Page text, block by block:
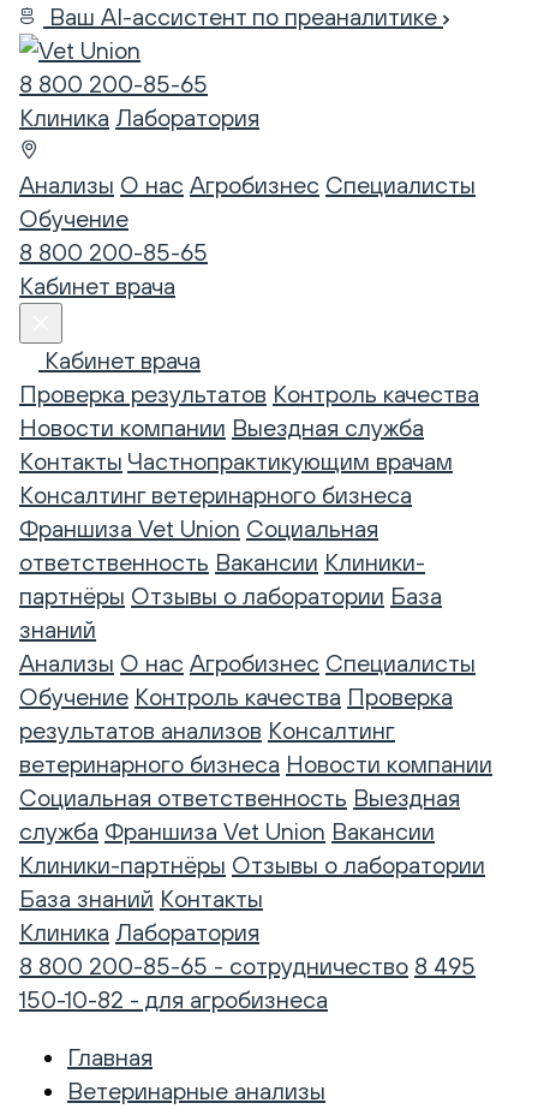
Ваш AI-ассистент по преаналитике
8 800 200-85-65
Клиника Лаборатория
Анализы О нас Агробизнес Специалисты
Обучение
8 800 200-85-65
Кабинет врача
Кабинет врача
Проверка результатов Контроль качества
Новости компании Выездная служба
Контакты Частнопрактикующим врачам
Консалтинг ветеринарного бизнеса
Франшиза Vet Union Социальная
ответственность Вакансии Клиники-
партнёры Отзывы о лаборатории База
знаний
Анализы О нас Агробизнес Специалисты
Обучение Контроль качества Проверка
результатов анализов Консалтинг
ветеринарного бизнеса Новости компании
Социальная ответственность Выездная
служба Франшиза Vet Union Вакансии
Клиники-партнёры Отзывы о лаборатории
База знаний Контакты
Клиника Лаборатория
8 800 200-85-65 - сотрудничество 8 495
150-10-82 - для агробизнеса
Главная
Ветеринарные анализы